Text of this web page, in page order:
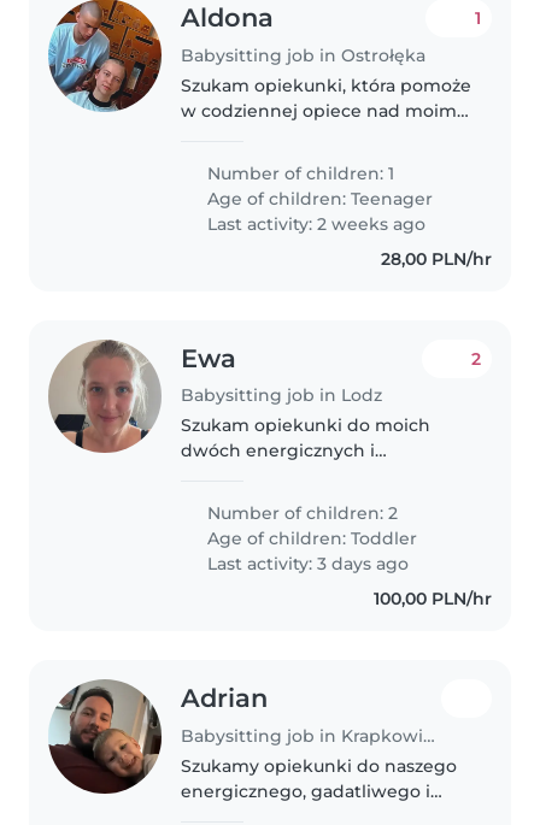
Aldona
Babysitting job in Ostrołęka
1
Szukam opiekunki, która pomoże
w codziennej opiece nad moim
osoba komfortowo czująca się w
obecności zwierząt. Chętnie
osobiście..
Number of children: 1
Age of children:Teenager
Last activity: 2 weeks ago
28,00 PLN/hr
Ewa
Babysitting job in Lodz
2
Szukam opiekunki do moich
dwóch energicznych i
2-3 lat. Potrzebuję kogoś
cierpliwego, kto pomoże im
odkrywać świat w bezpieczny
sposób. Moglibyśmy spotkać..
Number of children: 2
Age of children:Toddler
Last activity: 3 days ago
100,00 PLN/hr
Adrian
Babysitting job in Krapkowice
Szukamy opiekunki do naszego
energicznego, gadatliwego i